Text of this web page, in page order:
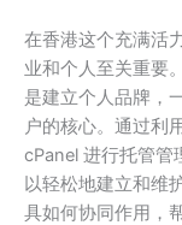
在香港这个充满活
业和个人至关重要
是建立个人品牌，
户的核心。通过利
cPanel 进行托管管
以轻松地建立和维
具如何协同作用，